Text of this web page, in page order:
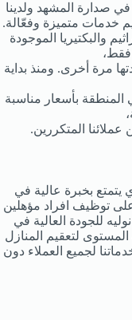
في صدارة المشهد ولدينا
خدمات متميزة وفعّالة.
والبكتيريا الموجودة
فقط،
مرة أخرى. ومنذ بداية
المنطقة بأسعار مناسبة
عملائنا المتكررين.
يتمتع بخبرة عالية في
توظيف افراد مؤهلين
للجودة العالية في
المستوى لتعقيم المنازل
لجميع العملاء دون